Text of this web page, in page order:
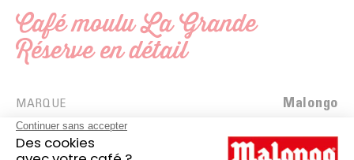
Café moulu La Grande
Réserve en détail
MARQUE Malongo
GAMME MALONGO Pure origine